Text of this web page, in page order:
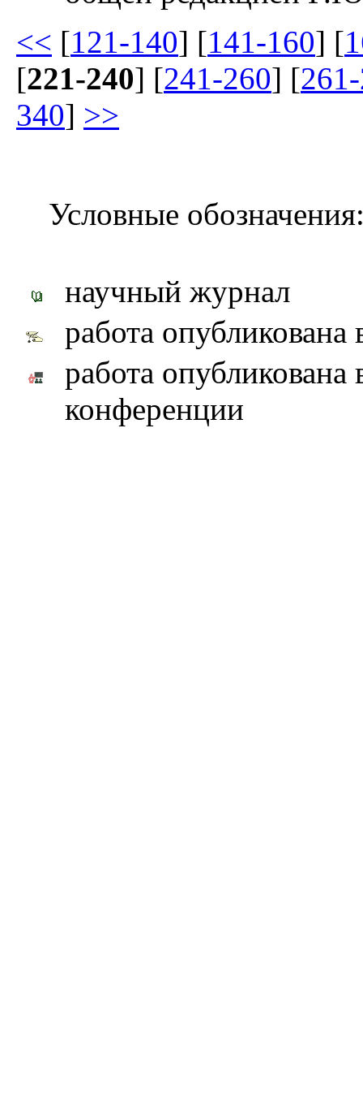
<< [121-140] [141-160] [
[221-240] [241-260] [
340] >>
Условные
научный журнал
работа
работа опубликована
конференции